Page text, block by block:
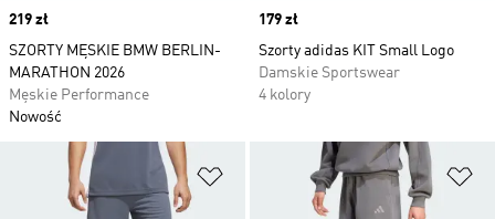
Price
219 zł
SZORTY MĘSKIE BMW BERLIN-
MARATHON 2026
Męskie Performance
Nowość
Price
179 zł
Szorty adidas KIT Small Logo
Damskie Sportswear
4 kolory
Dodaj do listy życzeń